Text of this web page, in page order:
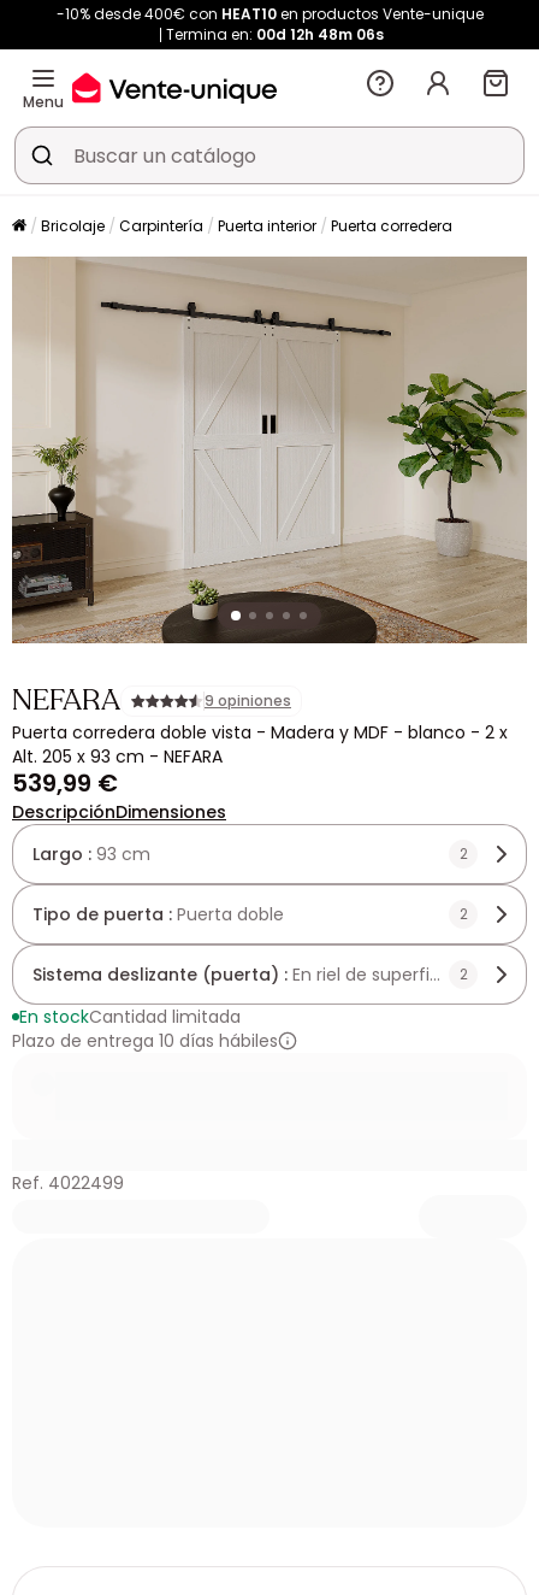
-10% desde 400€ con HEAT10en productos Vente-unique
Termina en: 00d 12h 48m 06s
Menu
Bricolaje Carpintería Puerta interior Puerta corredera
NEFARA 9 opiniones
Puerta corredera doble vista - Madera y MDF - blanco - 2 x
Alt. 205 x 93 cm - NEFARA
539,99 €
DescripciónDimensiones
Largo : 93 cm 2
Tipo de puerta : Puerta doble 2
Sistema deslizante (puerta) : En riel de superficie 2
En stockCantidad limitada
Plazo de entrega 10 días hábiles
Ref. 4022499